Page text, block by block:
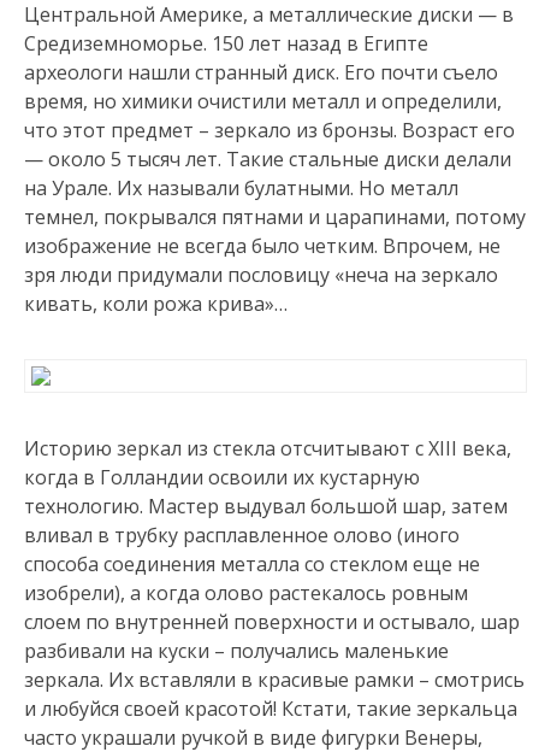
Центральной Америке, а металлические диски — в
Средиземноморье. 150 лет назад в Египте
археологи нашли странный диск. Его почти съело
время, но химики очистили металл и определили,
что этот предмет – зеркало из бронзы. Возраст его
— около 5 тысяч лет. Такие стальные диски делали
на Урале. Их называли булатными. Но металл
темнел, покрывался пятнами и царапинами, потому
изображение не всегда было четким. Впрочем, не
зря люди придумали пословицу «неча на зеркало
кивать, коли рожа крива»…
Историю зеркал из стекла отсчитывают с XIII века,
когда в Голландии освоили их кустарную
технологию. Мастер выдувал большой шар, затем
вливал в трубку расплавленное олово (иного
способа соединения металла со стеклом еще не
изобрели), а когда олово растекалось ровным
слоем по внутренней поверхности и остывало, шар
разбивали на куски – получались маленькие
зеркала. Их вставляли в красивые рамки – смотрись
и любуйся своей красотой! Кстати, такие зеркальца
часто украшали ручкой в виде фигурки Венеры,